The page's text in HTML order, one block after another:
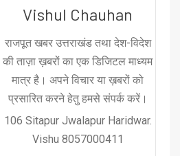
Vishul Chauhan
राजपूत खबर उत्तराखंड तथा देश-विदेश
की ताज़ा ख़बरों का एक डिजिटल माध्यम
मात्र है। अपने विचार या ख़बरों को
प्रसारित करने हेतु हमसे संपर्क करें।
106 Sitapur Jwalapur Haridwar.
Vishu 8057000411